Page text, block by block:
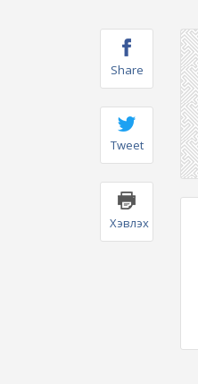
Share
Tweet
Хэвлэх